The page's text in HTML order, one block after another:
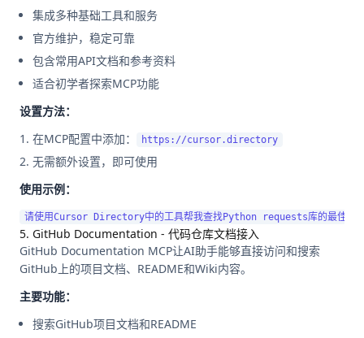
集成多种基础工具和服务
官方维护，稳定可靠
包含常用API文档和参考资料
适合初学者探索MCP功能
设置方法：
在MCP配置中添加：
https://cursor.directory
无需额外设置，即可使用
使用示例：
5. GitHub Documentation - 代码仓库文档接入
GitHub Documentation MCP让AI助手能够直接访问和搜索
GitHub上的项目文档、README和Wiki内容。
主要功能：
搜索GitHub项目文档和README